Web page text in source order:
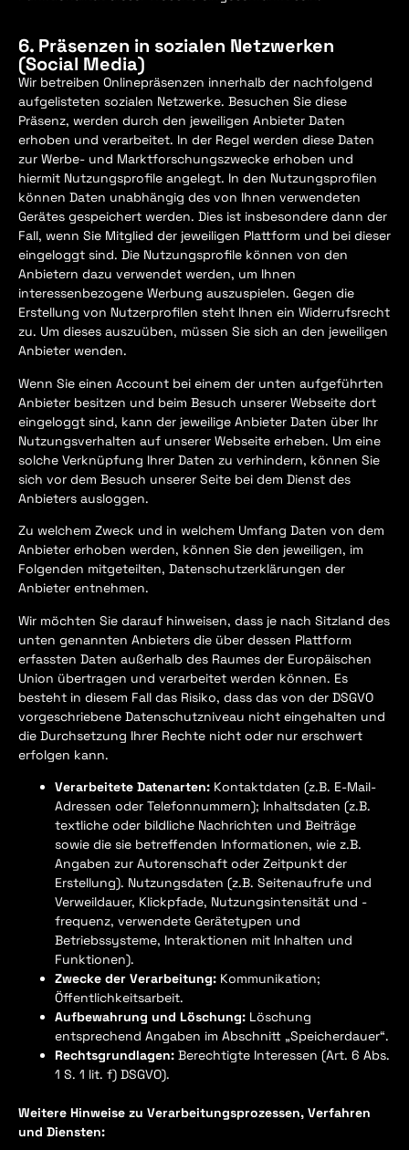
6. Präsenzen in sozialen Netzwerken
(Social Media)
Wir betreiben Onlinepräsenzen innerhalb der nachfolgend
aufgelisteten sozialen Netzwerke. Besuchen Sie diese
Präsenz, werden durch den jeweiligen Anbieter Daten
erhoben und verarbeitet. In der Regel werden diese Daten
zur Werbe- und Marktforschungszwecke erhoben und
hiermit Nutzungsprofile angelegt. In den Nutzungsprofilen
können Daten unabhängig des von Ihnen verwendeten
Gerätes gespeichert werden. Dies ist insbesondere dann der
Fall, wenn Sie Mitglied der jeweiligen Plattform und bei dieser
eingeloggt sind. Die Nutzungsprofile können von den
Anbietern dazu verwendet werden, um Ihnen
interessenbezogene Werbung auszuspielen. Gegen die
Erstellung von Nutzerprofilen steht Ihnen ein Widerrufsrecht
zu. Um dieses auszuüben, müssen Sie sich an den jeweiligen
Anbieter wenden.
Wenn Sie einen Account bei einem der unten aufgeführten
Anbieter besitzen und beim Besuch unserer Webseite dort
eingeloggt sind, kann der jeweilige Anbieter Daten über Ihr
Nutzungsverhalten auf unserer Webseite erheben. Um eine
solche Verknüpfung Ihrer Daten zu verhindern, können Sie
sich vor dem Besuch unserer Seite bei dem Dienst des
Anbieters ausloggen.
Zu welchem Zweck und in welchem Umfang Daten von dem
Anbieter erhoben werden, können Sie den jeweiligen, im
Folgenden mitgeteilten, Datenschutzerklärungen der
Anbieter entnehmen.
Wir möchten Sie darauf hinweisen, dass je nach Sitzland des
unten genannten Anbieters die über dessen Plattform
erfassten Daten außerhalb des Raumes der Europäischen
Union übertragen und verarbeitet werden können. Es
besteht in diesem Fall das Risiko, dass das von der DSGVO
vorgeschriebene Datenschutzniveau nicht eingehalten und
die Durchsetzung Ihrer Rechte nicht oder nur erschwert
erfolgen kann.
Verarbeitete Datenarten: Kontaktdaten (z.B. E-Mail-
Adressen oder Telefonnummern); Inhaltsdaten (z.B.
textliche oder bildliche Nachrichten und Beiträge
sowie die sie betreffenden Informationen, wie z.B.
Angaben zur Autorenschaft oder Zeitpunkt der
Erstellung). Nutzungsdaten (z.B. Seitenaufrufe und
Verweildauer, Klickpfade, Nutzungsintensität und -
frequenz, verwendete Gerätetypen und
Betriebssysteme, Interaktionen mit Inhalten und
Funktionen).
Zwecke der Verarbeitung: Kommunikation;
Öffentlichkeitsarbeit.
Aufbewahrung und Löschung: Löschung
entsprechend Angaben im Abschnitt „Speicherdauer“.
Rechtsgrundlagen: Berechtigte Interessen (Art. 6 Abs.
1 S. 1 lit. f) DSGVO).
Weitere Hinweise zu Verarbeitungsprozessen, Verfahren
und Diensten: